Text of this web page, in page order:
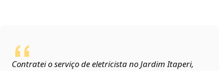
Contratei o serviço de eletricista no Jardim Itaperi,